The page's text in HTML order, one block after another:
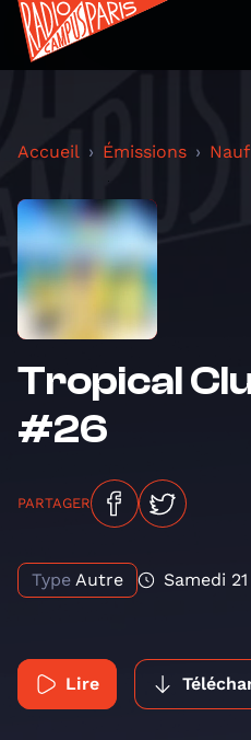
Accueil Émissions
Tropical
#26
PARTAGER
Type Autre Samedi
Lire